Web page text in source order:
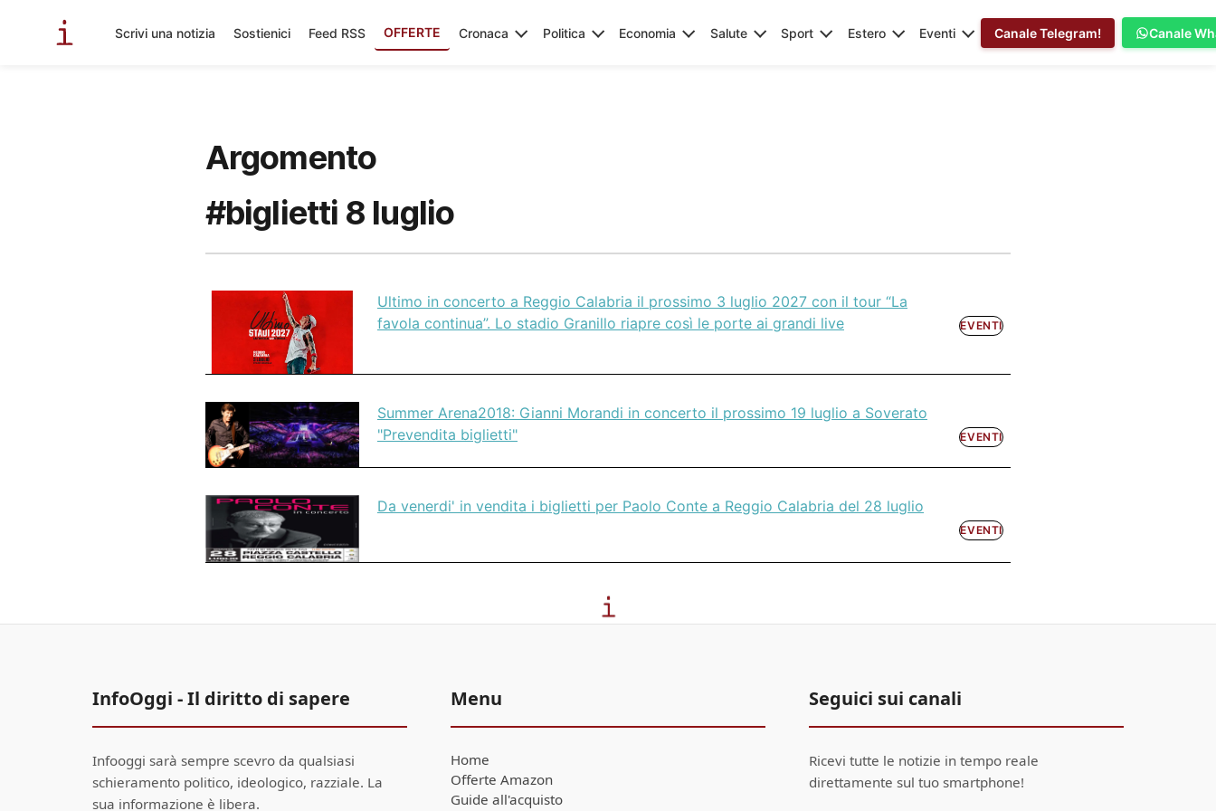
Scrivi una notizia Sostienici Feed RSS OFFERTE Cronaca Politica Economia Salute Sport Estero Eventi Canale Telegram! Canale
Argomento
#biglietti 8 luglio
Ultimo in concerto a Reggio Calabria il prossimo 3 luglio 2027 con il tour “La
favola continua”. Lo stadio Granillo riapre così le porte ai grandi live
EVENTI
Summer Arena2018: Gianni Morandi in concerto il prossimo 19 luglio a Soverato
"Prevendita biglietti"
EVENTI
Da venerdi' in vendita i biglietti per Paolo Conte a Reggio Calabria del 28 luglio
EVENTI
InfoOggi - Il diritto di sapere
Infooggi sarà sempre scevro da qualsiasi
schieramento politico, ideologico, razziale. La
sua informazione è libera.
Menu
Home
Offerte Amazon
Guide all'acquisto
Seguici sui canali
Ricevi tutte le notizie in tempo reale
direttamente sul tuo smartphone!